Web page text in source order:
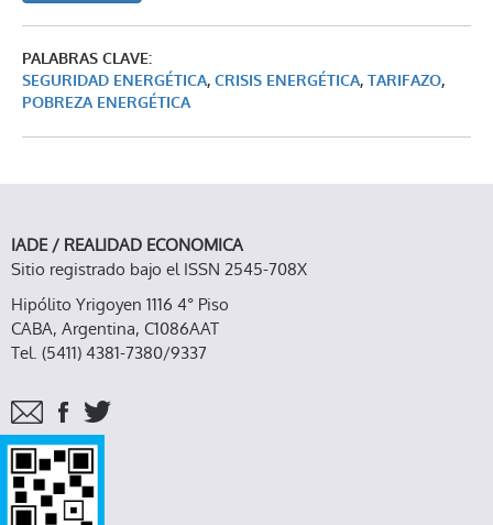
PALABRAS CLAVE:
SEGURIDAD ENERGÉTICA, CRISIS ENERGÉTICA, TARIFAZO,
POBREZA ENERGÉTICA
IADE / REALIDAD ECONOMICA
Sitio registrado bajo el ISSN 2545-708X
Hipólito Yrigoyen 1116 4° Piso
CABA, Argentina, C1086AAT
Tel. (5411) 4381-7380/9337